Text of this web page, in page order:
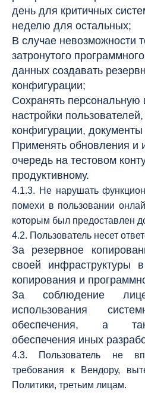
день для критичных
неделю для остальных;
В случае невозможности
затронутого
данных создавать
конфигурации;
Сохранять
настройки
конфигурации, документы
Применять обновления и
очередь на тестовом
продуктивному.
4.1.3. Не нарушать
помехи в пользовании
которым был предоставлен
4.2. Пользователь несет
За резервное
своей инфраструктуры
копирования и
За соблюдение
использования
обеспечения, а
обеспечения иных
4.3. Пользователь не
требования к Вендору,
Политики, третьим лицам.